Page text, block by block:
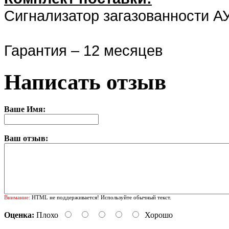
Cигнализатор загазованности
Гарантия – 12 месяцев
Написать отзыв
Ваше Имя:
Ваш отзыв:
Внимание: HTML не поддерживается! Используйте обычный текст.
Оценка: Плохо Хорошо